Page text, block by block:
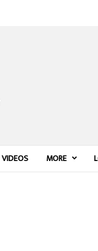
VIDEOS MORE